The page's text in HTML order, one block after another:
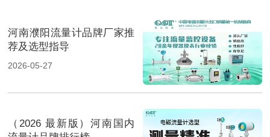
河南濮阳流量计品牌厂家推
荐及选型指导
2026-05-27
（2026 最新版）河南国内